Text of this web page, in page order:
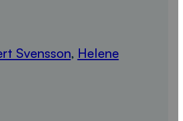
Svensson, Helene